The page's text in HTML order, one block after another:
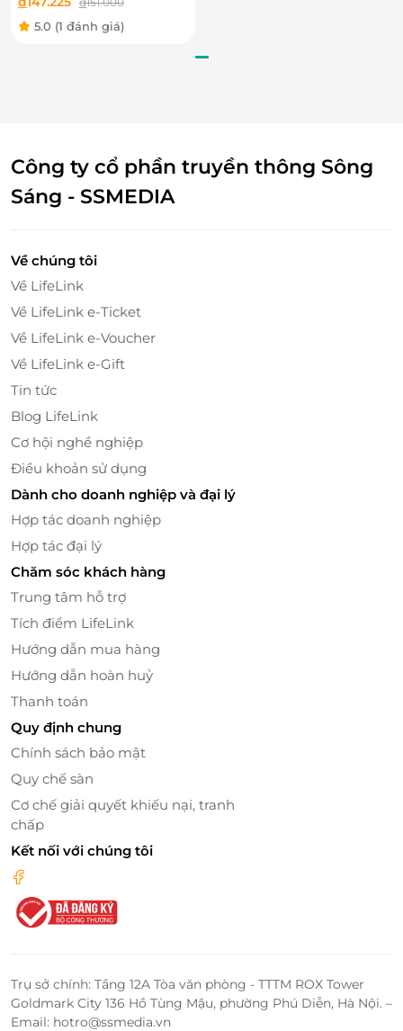
Đôi nét về Du Thuyền Indochina Star –
Etoile de’l Indochine
Du Thuyền Indochina Star – Etoile de’l Indochine là
chiếc tàu gỗ đẹp nhất trên sông Sài Gòn, với sức
chứa từ 50 – 150 người, La Perle D’ Orient sẽ mang tới
cho bạn một không gian ấm cúng, thoải mái, sang
trọng và mới lạ, để bạn và người thân tận hưởng
những giờ phút thư giãn mới mẻ và đầy thú vị. Sảnh
tiệc sang trọng bằng gỗ được thiết kế theo hướng
hoài cổ. Bàn ăn view sông Sài Gòn thoáng mát, độc
đáo.
Với đội ngũ nhân viên chuyên nghiệp, chu đáo, nhiệt
tình cùng chất lượng dịch vụ đẳng cấp, Hòn Ngọc
Viễn Đông hứa hẹn sẽ mang đến sự hài lòng nhất tới
Truy cậpLifeLinkđể trải nghiệm nhiều dealtour du
lịch cực hấp dẫn!
5.0 (1 đánh giá)
Công ty cổ phần truyền thông Sông
Sáng - SSMEDIA
Về chúng tôi
Về LifeLink
Về LifeLink e-Ticket
Về LifeLink e-Voucher
Về LifeLink e-Gift
Tin tức
Blog LifeLink
Cơ hội nghề nghiệp
Điều khoản sử dụng
Dành cho doanh nghiệp và đại lý
Hợp tác doanh nghiệp
Hợp tác đại lý
Chăm sóc khách hàng
Trung tâm hỗ trợ
Tích điểm LifeLink
Hướng dẫn mua hàng
Hướng dẫn hoàn huỷ
Thanh toán
Quy định chung
Chính sách bảo mật
Quy chế sàn
Cơ chế giải quyết khiếu nại, tranh
chấp
Kết nối với chúng tôi
Trụ sở chính: Tầng 12A Tòa văn phòng - TTTM ROX Tower
Goldmark City 136 Hồ Tùng Mậu, phường Phú Diễn, Hà Nội. –
Email: hotro@ssmedia.vn